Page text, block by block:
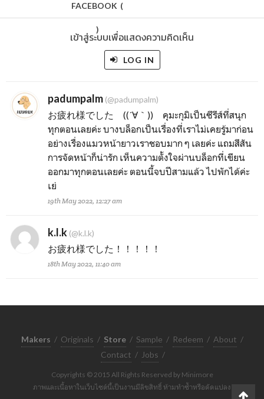
FACEBOOK (
)
เข้าสู่ระบบเพื่อแสดงความคิดเห็น
LOG IN
padumpalm (@padumpalm)
お疲れ様でした ((´∀｀)) คุมะกุมิเป็นซีรีส์ที่สนุก
ทุกตอนเลยค่ะ บางบล็อกเป็นเรื่องที่เราไม่เคยรู้มาก่อน
อย่างเรื่องแมวหน้ายาวเราชอบมาก ๆ เลยค่ะ แถมสีสัน
การจัดหน้าก็น่ารัก เห็นความตั้งใจผ่านบล็อกที่เขียน
ออกมาทุกตอนเลยค่ะ ตอนนี้จบปีสามแล้ว ไปพักได้ค่ะ
เย่
19th May 2022, 12:27 am
k.l.k (@k.l.k)
お疲れ様でした！！！！！
18th May 2022, 11:40 am
Makers / Originals / Store / Sample / Redeem / About /
Contact / Jobs /
Copyrights © 2015 All Rights Reserved by Minimore
ภาพและเนื้อหาในเว็บไซต์นี้เป็นงานมีลิขสิทธิ์ ห้ามทำซ้ำหรือดัดแปลง